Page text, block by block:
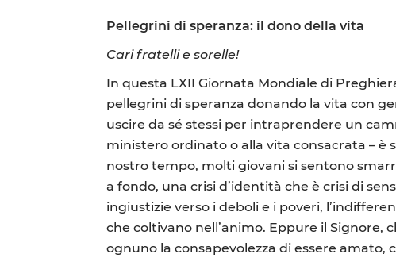
Pellegrini di speranza: il dono della vita
Cari fratelli e sorelle!
In questa LXII Giornata Mondiale di
pellegrini di speranza donando la vita con
uscire da sé stessi per intraprendere un
ministero ordinato o alla vita consacrata – è
nostro tempo, molti giovani si sentono
a fondo, una crisi d’identità che è crisi di
ingiustizie verso i deboli e i poveri,
che coltivano nell’animo. Eppure il Signore,
ognuno la consapevolezza di essere